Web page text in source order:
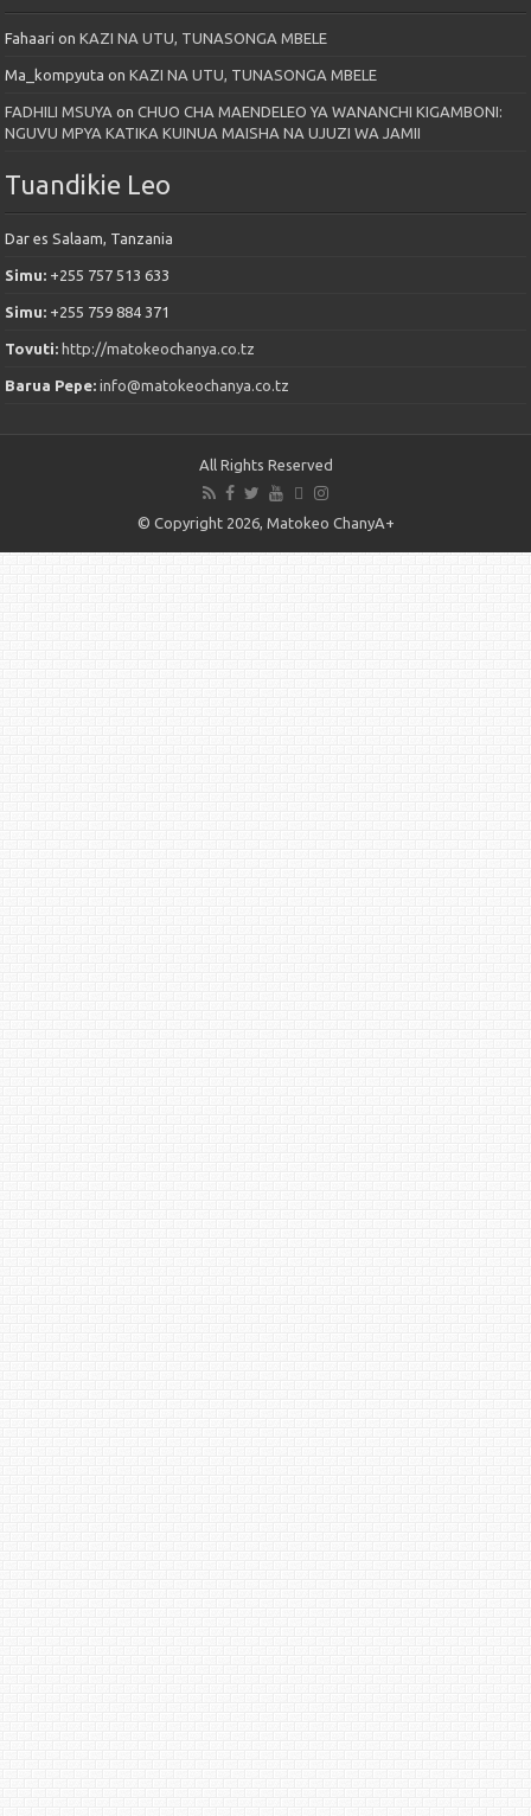
Fahaari onKAZI NA UTU, TUNASONGA MBELE
Ma_kompyuta onKAZI NA UTU, TUNASONGA MBELE
FADHILI MSUYA onCHUO CHA MAENDELEO YA WANANCHI KIGAMBONI:
NGUVU MPYA KATIKA KUINUA MAISHA NA UJUZI WA JAMII
Tuandikie Leo
Dar es Salaam, Tanzania
Simu: +255 757 513 633
Simu: +255 759 884 371
Tovuti:http://matokeochanya.co.tz
Barua Pepe:info@matokeochanya.co.tz
All Rights Reserved
© Copyright 2026, Matokeo ChanyA+